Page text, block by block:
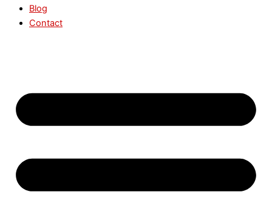
Blog
Contact